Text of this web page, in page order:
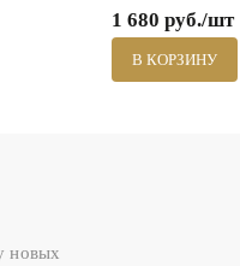
1 680 руб./шт
В КОРЗИНУ
новых